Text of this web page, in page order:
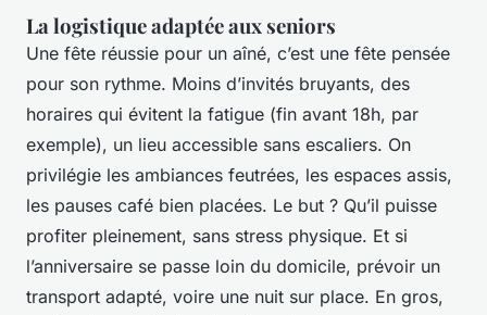
La logistique adaptée aux seniors
Une fête réussie pour un aîné, c’est une fête pensée
pour son rythme. Moins d’invités bruyants, des
horaires qui évitent la fatigue (fin avant 18h, par
exemple), un lieu accessible sans escaliers. On
privilégie les ambiances feutrées, les espaces assis,
les pauses café bien placées. Le but ? Qu’il puisse
profiter pleinement, sans stress physique. Et si
l’anniversaire se passe loin du domicile, prévoir un
transport adapté, voire une nuit sur place. En gros,